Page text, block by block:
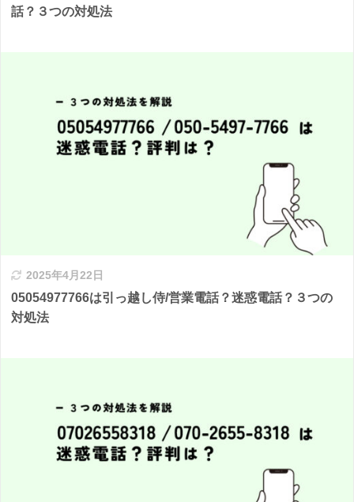
話？３つの対処法
2025年4月22日
05054977766は引っ越し侍/営業電話？迷惑電話？３つの
対処法